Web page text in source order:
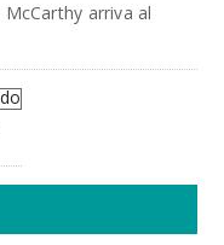
arriva al